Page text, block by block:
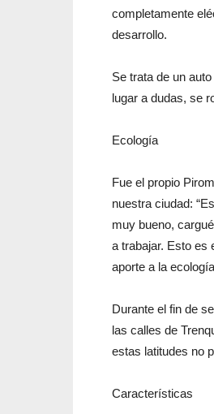
completamente
desarrollo.
Se trata de un
lugar a dudas, se
Ecología
Fue el propio
nuestra ciudad:
muy bueno,
a trabajar. Esto es
aporte a la
Durante el fin de
las calles de
estas latitudes no
Características